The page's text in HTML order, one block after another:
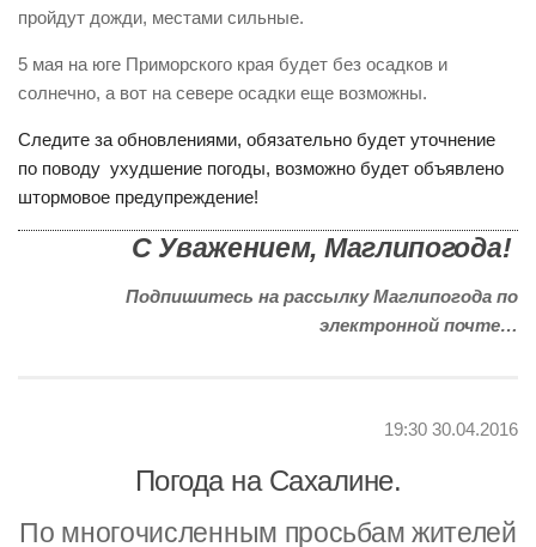
пройдут дожди, местами сильные.
5 мая на юге Приморского края будет без осадков и
солнечно, а вот на севере осадки еще возможны.
Следите за обновлениями, обязательно будет уточнение
по поводу ухудшение погоды, возможно будет объявлено
штормовое предупреждение!
С Уважением, Маглипогода!
Подпишитесь на рассылку Маглипогода по
электронной почте…
19:30 30.04.2016
Погода на Сахалине.
По многочисленным просьбам жителей